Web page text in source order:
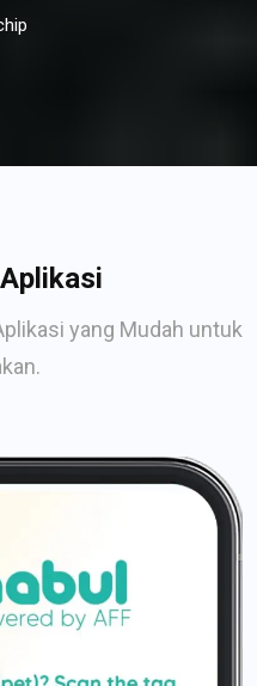
yang Mudah untuk